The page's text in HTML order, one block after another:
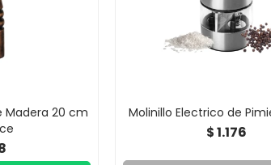
Madera 20 cm
Molinillo Electrico de
$1.176